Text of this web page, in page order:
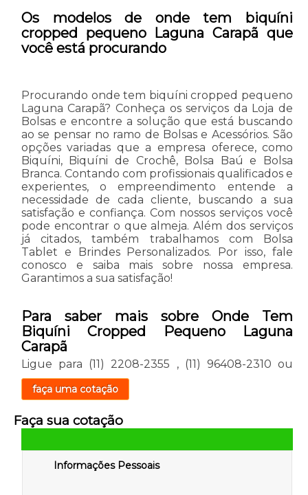
Os modelos de onde tem biquíni
cropped pequeno Laguna Carapã que
você está procurando
Procurando onde tem biquíni cropped pequeno
Laguna Carapã? Conheça os serviços da Loja de
Bolsas e encontre a solução que está buscando
ao se pensar no ramo de Bolsas e Acessórios. São
opções variadas que a empresa oferece, como
Biquíni, Biquíni de Crochê, Bolsa Baú e Bolsa
Branca. Contando com profissionais qualificados e
experientes, o empreendimento entende a
necessidade de cada cliente, buscando a sua
satisfação e confiança. Com nossos serviços você
pode encontrar o que almeja. Além dos serviços
já citados, também trabalhamos com Bolsa
Tablet e Brindes Personalizados. Por isso, fale
conosco e saiba mais sobre nossa empresa.
Garantimos a sua satisfação!
Para saber mais sobre Onde Tem
Biquíni Cropped Pequeno Laguna
Carapã
Ligue para (11) 2208-2355 , (11) 96408-2310 ou
faça uma cotação
Faça sua cotação
Informações Pessoais